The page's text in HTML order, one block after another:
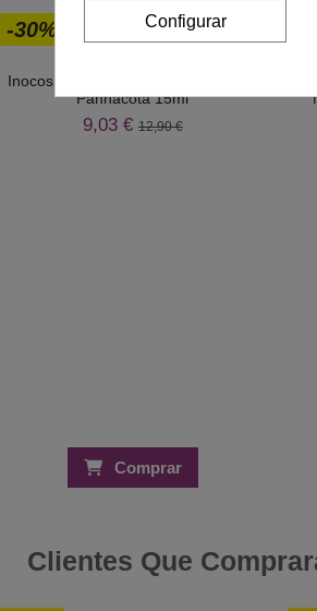
-30%
Inocos Fiber Base Gel - Cover Rosa
Pannacota 15ml
9,03 € 12,90 €
Comprar
Clientes Que
Configurar